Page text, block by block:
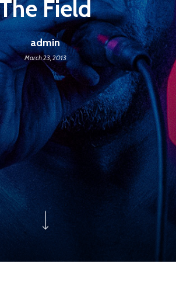
Field
admin
March 23, 2013